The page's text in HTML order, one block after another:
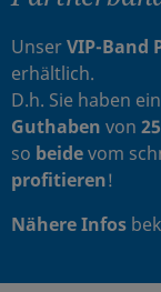
UnserVIP-Band
erhältlich.
D.h. Sie haben ein
Guthaben von
so beidevom
profitieren!
Nähere Infos